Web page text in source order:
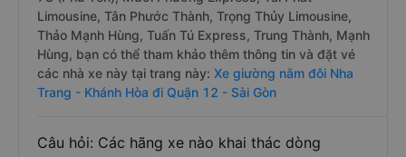
Limousine, Tân Phước Thành, Trọng Thủy Limousine,
Thảo Mạnh Hùng, Tuấn Tú Express, Trung Thành, Mạnh
Hùng, bạn có thể tham khảo thêm thông tin và đặt vé
các nhà xe này tại trang này: Xe giường nằm đôi Nha
Trang - Khánh Hòa đi Quận 12 - Sài Gòn
Câu hỏi: Các hãng xe nào khai thác dòng